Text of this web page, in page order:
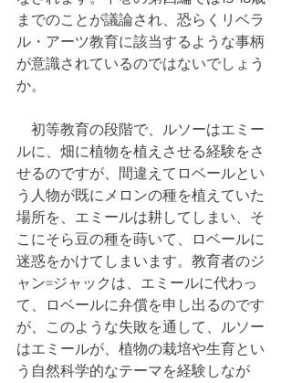
までのことが議論され、恐らくリベラ
ル・アーツ教育に該当するような事柄
が意識されているのではないでしょう
か。
初等教育の段階で、ルソーはエミー
ルに、畑に植物を植えさせる経験をさ
せるのですが、間違えてロベールとい
う人物が既にメロンの種を植えていた
場所を、エミールは耕してしまい、そ
こにそら豆の種を蒔いて、ロベールに
迷惑をかけてしまいます。教育者のジ
ャン=ジャックは、エミールに代わっ
て、ロベールに弁償を申し出るのです
が、このような失敗を通して、ルソー
はエミールが、植物の栽培や生育とい
う自然科学的なテーマを経験しなが